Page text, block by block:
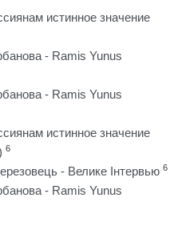
истинное значение
- Ramis Yunus
- Ramis Yunus
истинное значение
6
- Велике Інтервью 6
- Ramis Yunus